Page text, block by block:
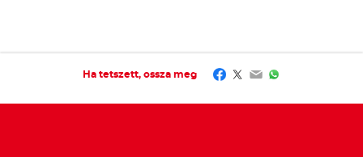
Ha tetszett, ossza meg Facebook
Twitter
EmailWhatsApp